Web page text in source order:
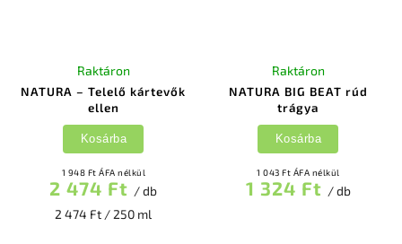
NATURA – Telelő kártevők
ellen
Raktáron
1 948 Ft ÁFA nélkül
2 474 Ft / db
2 474 Ft / 250 ml
Kosárba
NATURA BIG BEAT rúd
trágya
Raktáron
1 043 Ft ÁFA nélkül
1 324 Ft / db
Kosárba